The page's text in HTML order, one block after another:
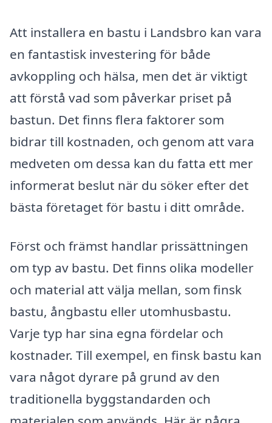
Att installera en bastu i Landsbro kan vara
en fantastisk investering för både
avkoppling och hälsa, men det är viktigt
att förstå vad som påverkar priset på
bastun. Det finns flera faktorer som
bidrar till kostnaden, och genom att vara
medveten om dessa kan du fatta ett mer
informerat beslut när du söker efter det
bästa företaget för bastu i ditt område.
Först och främst handlar prissättningen
om typ av bastu. Det finns olika modeller
och material att välja mellan, som finsk
bastu, ångbastu eller utomhusbastu.
Varje typ har sina egna fördelar och
kostnader. Till exempel, en finsk bastu kan
vara något dyrare på grund av den
traditionella byggstandarden och